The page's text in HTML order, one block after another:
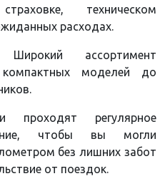
техническом
расходах.
ассортимент
моделей до
регулярное
чтобы вы могли
без лишних забот
от поездок.